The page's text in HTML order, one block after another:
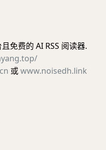
免费的 AI RSS 阅读器.
或www.noisedh.link